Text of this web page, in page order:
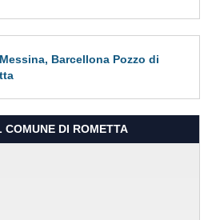
Barcellona Pozzo di
DI ROMETTA